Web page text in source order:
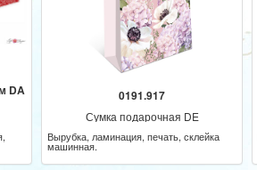
DA 0191.917
Сумка подарочная DE
Вырубка, ламинация, печать, склейка
машинная.